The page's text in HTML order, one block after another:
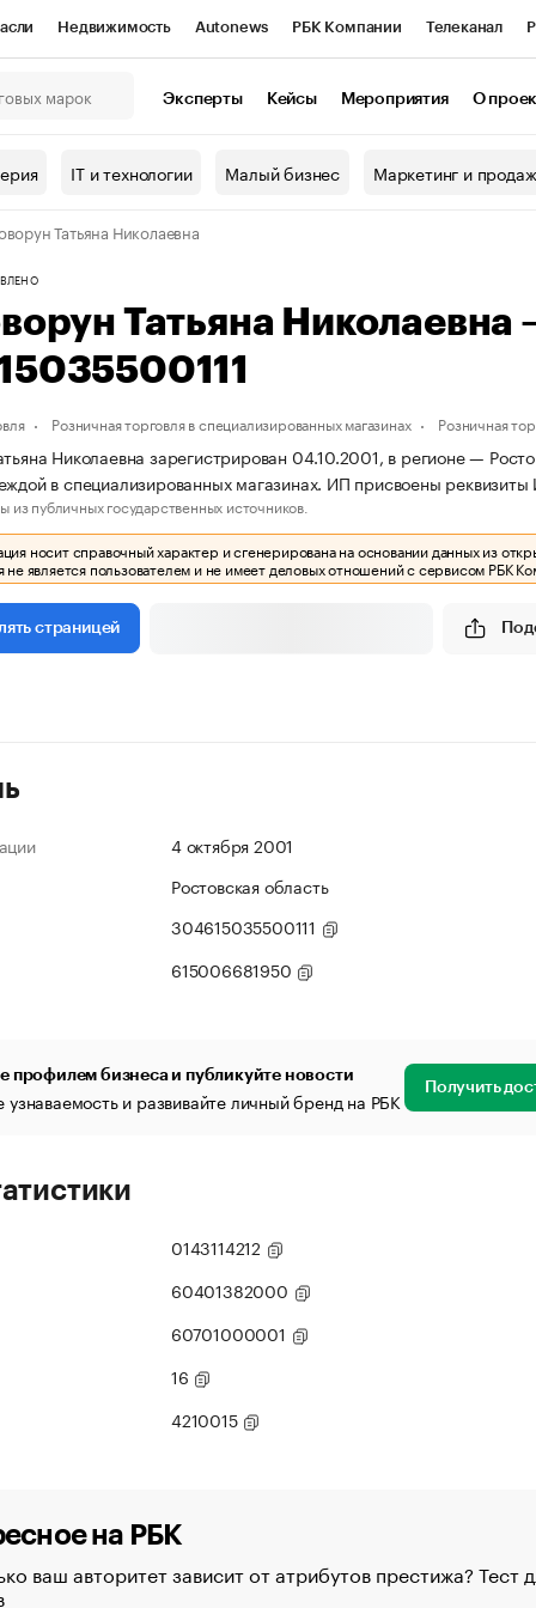
Недвижимость Autonews РБК Компании Телеканал
Проверка контрагентов
Эксперты Кейсы Мероприятия О
IT и технологии Малый бизнес Маркетинг и
Татьяна Николаевна
Татьяна
Розничная торговля в специализированных магазинах Розничная
Николаевна зарегистрирован 04.10.2001, в регионе —
в специализированных магазинах. ИП присвоены
из публичных государственных источников.
носит справочный характер и сгенерирована на основании данных из
не является пользователем и не имеет деловых отношений с сервисом РБК
страницей
4 октября 2001
Ростовская область
304615035500111
615006681950
профилем бизнеса и публикуйте новости
и развивайте личный бренд на РБК Получить
0143114212
60401382000
60701000001
16
4210015
на РБК
ваш авторитет зависит от атрибутов престижа? Тест